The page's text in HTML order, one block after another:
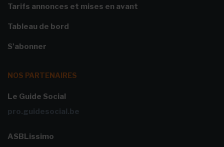
Tarifs annonces et mises en avant
Tableau de bord
S'abonner
NOS PARTENAIRES
Le Guide Social
pro.guidesocial.be
ASBLissimo